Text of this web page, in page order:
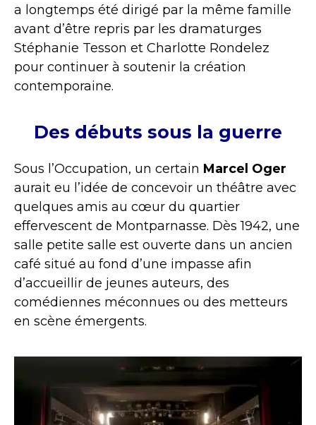
a longtemps été dirigé par la même famille
avant d’être repris par les dramaturges
Stéphanie Tesson et Charlotte Rondelez
pour continuer à soutenir la création
contemporaine.
Des débuts sous la guerre
Sous l’Occupation, un certain Marcel Oger
aurait eu l’idée de concevoir un théâtre avec
quelques amis au cœur du quartier
effervescent de Montparnasse. Dès 1942, une
salle petite salle est ouverte dans un ancien
café situé au fond d’une impasse afin
d’accueillir de jeunes auteurs, des
comédiennes méconnues ou des metteurs
en scène émergents.